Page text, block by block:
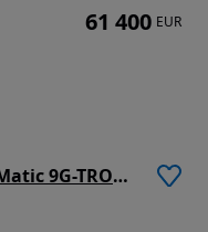
Mercedes-Benz GLC 43 AMG 4Matic 9G-TRONIC
61 400 EUR